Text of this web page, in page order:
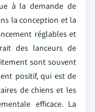
à la demande de
la conception et la
réglables et
des lanceurs de
sont souvent
positif, qui est de
de chiens et les
efficace. La